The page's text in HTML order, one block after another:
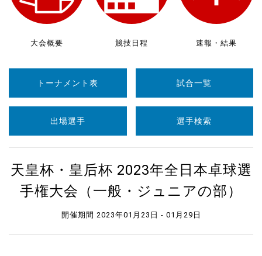
大会概要 競技日程 速報・結果
トーナメント表 試合一覧
出場選手 選手検索
天皇杯・皇后杯 2023年全日本卓球選
手権大会（一般・ジュニアの部）
開催期間 2023年01月23日 - 01月29日